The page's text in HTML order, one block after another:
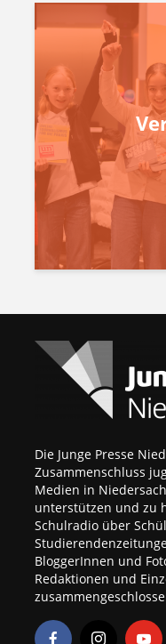
Die Junge Presse
Zusammenschluss
Medien in
unterstützen und zu
Schulradio über
BloggerInnen und
Redaktionen und